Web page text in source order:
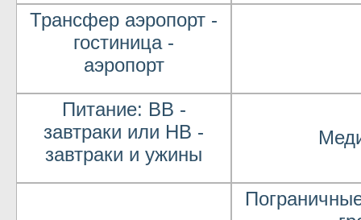
Трансфер аэропорт -
гостиница -
аэропорт
Питание: ВВ -
завтраки или НВ -
завтраки и ужины